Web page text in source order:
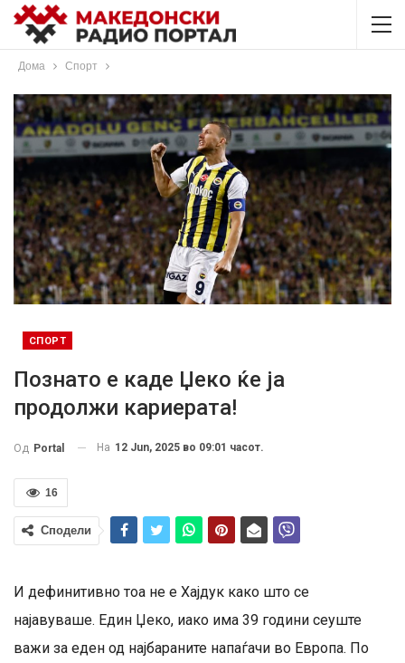
Дома Спорт
СПОРТ
Познато е каде Џеко ќе ја
продолжи кариерата!
Од Portal На 12 Jun, 2025 во 09:01 часот.
16
Сподели
И дефинитивно тоа не е Хајдук како што се
најавуваше. Един Џеко, иако има 39 години сеуште
важи за еден од најбараните напаѓачи во Европа. По